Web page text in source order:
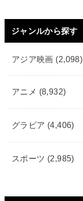
ジャンルから探す
アジア映画 (2,098)
アニメ (8,932)
グラビア (4,406)
スポーツ (2,985)